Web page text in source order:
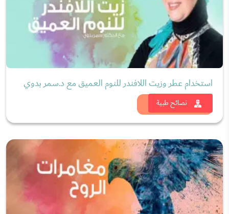
نصائح طبية
استخدام عطر وزيت اللافندر للنوم العميق مع د.سمر بدوي
شاهد الان